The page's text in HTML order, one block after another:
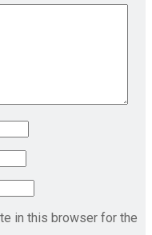
in this browser for the